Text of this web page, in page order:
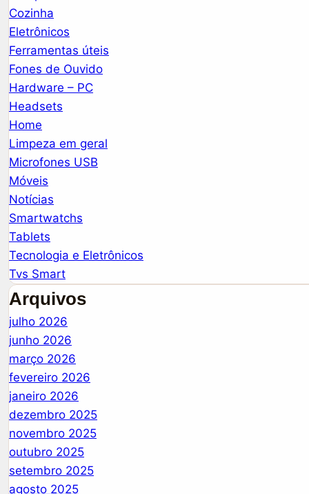
Cozinha
Eletrônicos
Ferramentas úteis
Fones de Ouvido
Hardware – PC
Headsets
Home
Limpeza em geral
Microfones USB
Móveis
Notícias
Smartwatchs
Tablets
Tecnologia e Eletrônicos
Tvs Smart
Arquivos
julho 2026
junho 2026
março 2026
fevereiro 2026
janeiro 2026
dezembro 2025
novembro 2025
outubro 2025
setembro 2025
agosto 2025